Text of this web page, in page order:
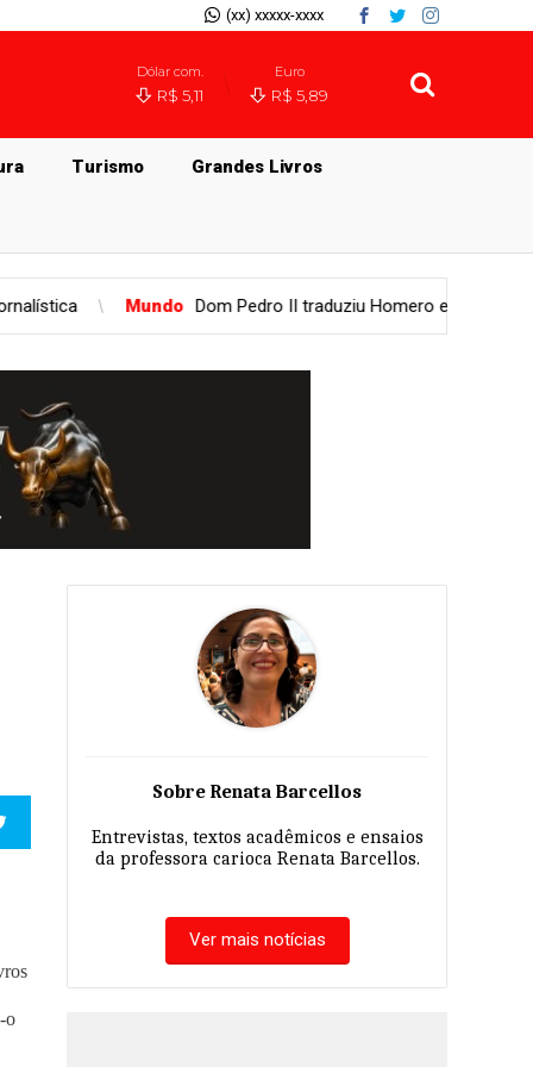
(xx) xxxxx-xxxx
Dólar com.
R$ 5,11
Euro
R$ 5,89
Turismo Grandes Livros
Pedro II traduziu Homero entre o Império e o exílio, mas sua
o
Sobre Renata Barcellos
Entrevistas, textos acadêmicos e ensaios
da professora carioca Renata Barcellos.
Ver mais notícias